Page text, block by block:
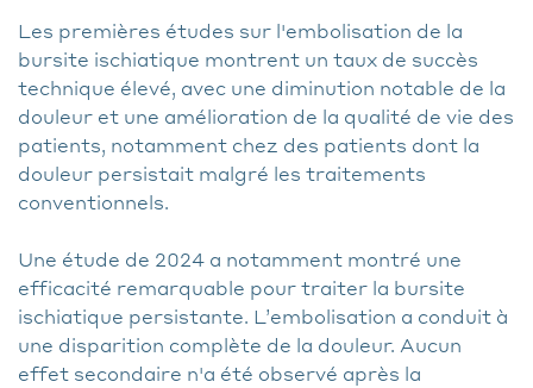
Les premières études sur l'embolisation de la
bursite ischiatique montrent un taux de succès
technique élevé, avec une diminution notable de la
douleur et une amélioration de la qualité de vie des
patients, notamment chez des patients dont la
douleur persistait malgré les traitements
conventionnels.
Une étude de 2024 a notamment montré une
efficacité remarquable pour traiter la bursite
ischiatique persistante. L’embolisation a conduit à
une disparition complète de la douleur. Aucun
effet secondaire n'a été observé après la